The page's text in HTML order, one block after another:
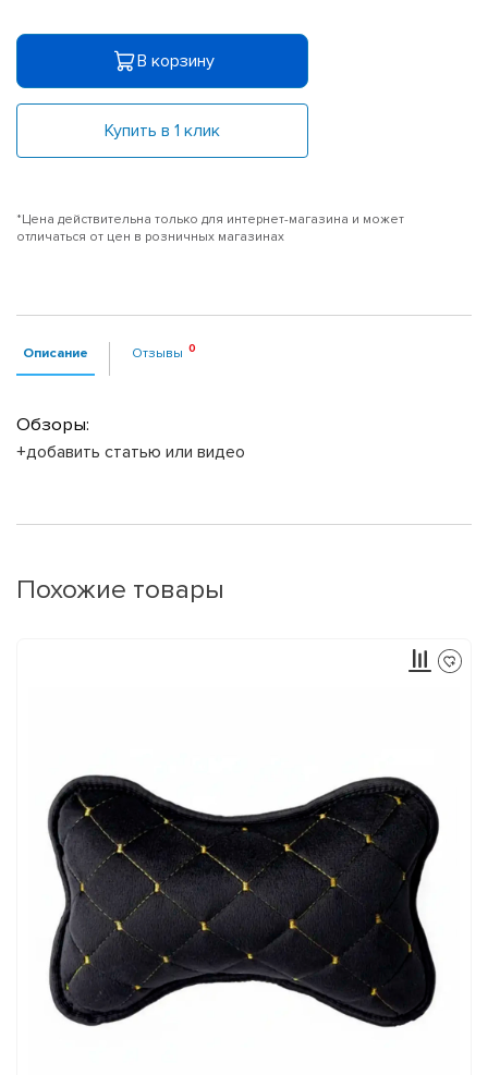
В корзину
Купить в 1 клик
*Цена действительна только для интернет-магазина и может
отличаться от цен в розничных магазинах
Описание Отзывы
Обзоры:
+добавить статью или видео
Похожие товары